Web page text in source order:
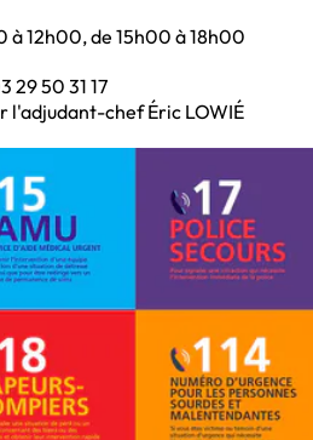
à 12h00, de 15h00 à 18h00
29 50 31 17
l'adjudant-chef Éric LOWIÉ